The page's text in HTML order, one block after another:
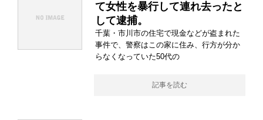
て女性を暴行して連れ去ったと
して逮捕。
千葉・市川市の住宅で現金などが盗まれた
事件で、警察はこの家に住み、行方が分か
らなくなっていた50代の
記事を読む